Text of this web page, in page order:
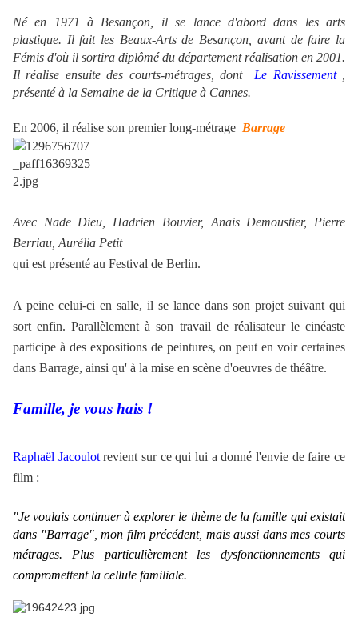
Né en 1971 à Besançon, il se lance d'abord dans les arts
plastique. Il fait les Beaux-Arts de Besançon, avant de faire la
Fémis d'où il sortira diplômé du département réalisation en 2001.
Il réalise ensuite des courts-métrages, dont Le Ravissement,
présenté à la Semaine de la Critique à Cannes.
En 2006, il réalise son premier long-métrage Barrage
Avec Nade Dieu, Hadrien Bouvier, Anais Demoustier, Pierre
Berriau, Aurélia Petit
qui est présenté au Festival de Berlin.
A peine celui-ci en salle, il se lance dans son projet suivant qui
sort enfin. Parallèlement à son travail de réalisateur le cinéaste
participe à des expositions de peintures, on peut en voir certaines
dans Barrage, ainsi qu' à la mise en scène d'oeuvres de théâtre.
Famille, je vous hais !
Raphaël Jacoulotrevient sur ce qui lui a donné l'envie de faire ce
film :
"Je voulais continuer à explorer le thème de la famille qui existait
dans "Barrage", mon film précédent, mais aussi dans mes courts
métrages.
Plus particulièrement les dysfonctionnements qui
compromettent la cellule familiale.